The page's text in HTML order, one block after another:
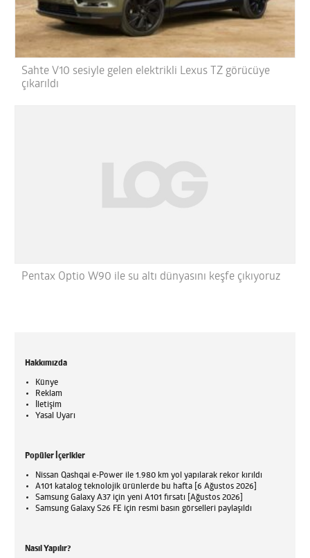
Sahte V10 sesiyle gelen elektrikli Lexus TZ görücüye
çıkarıldı
Pentax Optio W90 ile su altı dünyasını keşfe çıkıyoruz
Hakkımızda
Künye
Reklam
İletişim
Yasal Uyarı
Popüler İçerikler
Nissan Qashqai e-Power ile 1.980 km yol yapılarak rekor kırıldı
A101 katalog teknolojik ürünlerde bu hafta [6 Ağustos 2026]
Samsung Galaxy A37 için yeni A101 fırsatı [Ağustos 2026]
Samsung Galaxy S26 FE için resmi basın görselleri paylaşıldı
Nasıl Yapılır?